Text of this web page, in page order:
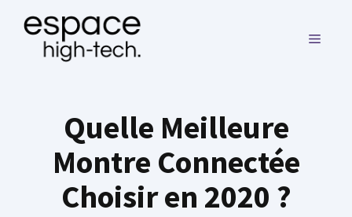
contenu
MENU
Quelle Meilleure
Montre Connectée
Choisir en 2020 ?